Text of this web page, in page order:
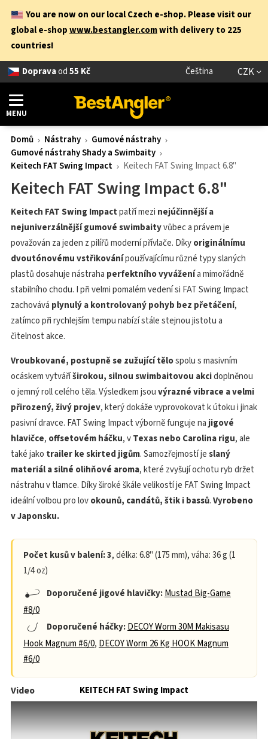
You are now on our local Czech e-shop. Please visit our
global e-shopwww.bestangler.comwith delivery to 225
countries!
Dopravaod55 Kč Čeština CZK
MENU
Domů Nástrahy
Gumové nástrahy
Gumové nástrahy Shady a Swimbaity
Keitech FAT Swing Impact
Keitech FAT Swing Impact 6.8"
Video KEITECH FAT Swing Impact
Keitech FAT Swing Impact 6.8"
Keitech FAT Swing Impactpatří mezi nejúčinnější a
nejuniverzálnější gumové swimbaityvůbec a právem je
považován za jeden z pilířů moderní přívlače. Díkyoriginálnímu
dvoutónovému vstřikovánípoužívajícímu různé typy slaných
plastů dosahuje nástraha perfektního vyváženía mimořádně
stabilního chodu. I při velmi pomalém vedení si FAT Swing Impact
zachovává plynulý a kontrolovaný pohyb bez přetáčení,
zatímco při rychlejším tempu nabízí stále stejnou jistotu a
čitelnost akce.
Vroubkované, postupně se zužující tělospolu s masivním
ocáskem vytváříširokou, silnou swimbaitovou akcidoplněnou
o jemný roll celého těla. Výsledkem jsouvýrazné vibrace a velmi
přirozený, živý projev, který dokáže vyprovokovat k útoku i jinak
pasivní dravce. FAT Swing Impact výborně funguje na jigové
hlavičce, offsetovém háčku, vTexas nebo Carolina rigu, ale
také jako trailer ke skirted jigům. Samozřejmostí jeslaný
materiál a silné olihňové aroma, které zvyšují ochotu ryb držet
nástrahu v tlamce. Díky široké škále velikostí je FAT Swing Impact
ideální volbou pro lovokounů, candátů, štik i bassů.Vyrobeno
v Japonsku.
Počet kusů v balení: 3, délka: 6.8" (175 mm), váha: 36 g (1
1/4 oz)
Doporučené jigové hlavičky:Mustad Big-Game
#8/0
Doporučené háčky:DECOY Worm 30M Makisasu
Hook Magnum #6/0, DECOY Worm 26 Kg HOOK Magnum
#6/0